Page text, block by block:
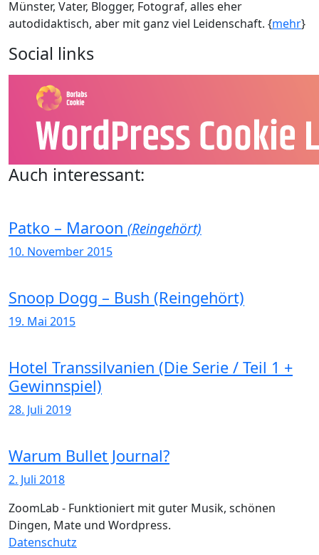
Münster, Vater, Blogger, Fotograf, alles eher
autodidaktisch, aber mit ganz viel Leidenschaft. {mehr}
Social links
Auch interessant:
Patko – Maroon (Reingehört)
10. November 2015
Snoop Dogg – Bush (Reingehört)
19. Mai 2015
Hotel Transsilvanien (Die Serie / Teil 1 +
Gewinnspiel)
28. Juli 2019
Warum Bullet Journal?
2. Juli 2018
ZoomLab - Funktioniert mit guter Musik, schönen
Dingen, Mate und Wordpress.
Datenschutz